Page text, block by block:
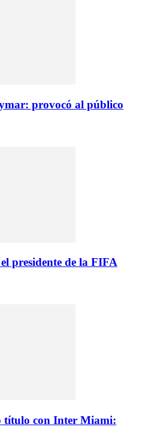
provocó al público
presidente de la FIFA
título con Inter Miami: